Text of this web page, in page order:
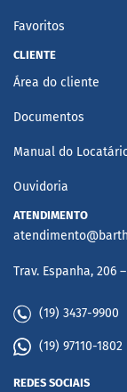
Favoritos
CLIENTE
Área do cliente
Documentos
Manual do
Ouvidoria
ATENDIMENTO
Trav. Espanha, 206
(19) 3437-9900
(19) 97110-1802
REDES SOCIAIS